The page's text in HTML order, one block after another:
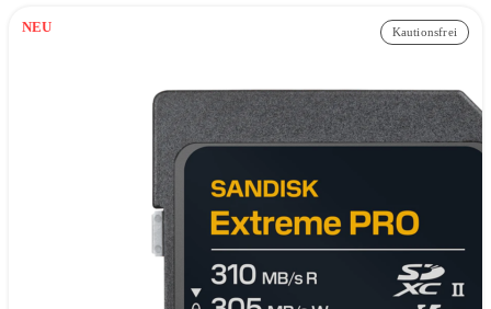
NEU Kautionsfrei